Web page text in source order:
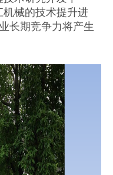
机械的技术提升进
长期竞争力将产生